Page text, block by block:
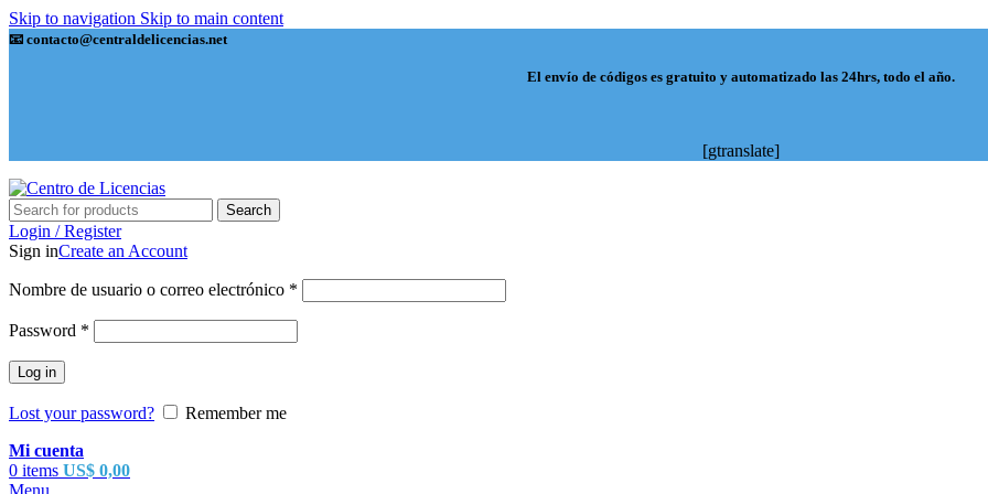
Skip to navigation Skip to main content
📧 contacto@centraldelicencias.net
El envío de códigos es gratuito y automatizado las 24hrs, todo el año.
[gtranslate]
Search
Login / Register
Sign inCreate an Account
Nombre de usuario o correo electrónico *
Password *
Log in
Lost your password?
Remember me
Mi cuenta
0 items US$ 0,00
Menu